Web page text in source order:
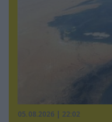
05.08.2026 | 22:02